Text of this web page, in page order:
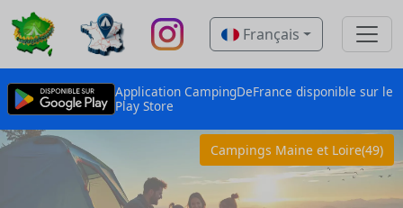
Français
Application CampingDeFrance disponible sur le
Play Store
Campings Maine et Loire(49)